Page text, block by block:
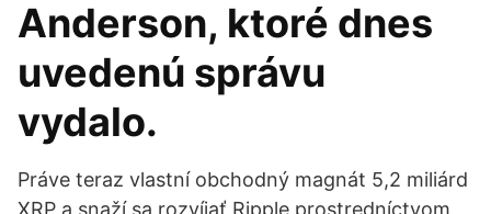
Anderson, ktoré dnes
uvedenú správu
vydalo.
Práve teraz vlastní obchodný magnát 5,2 miliárd
XRP a snaží sa rozvíjať Ripple prostredníctvom